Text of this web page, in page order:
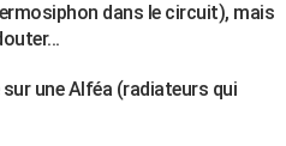
dans le circuit), mais
une Alféa (radiateurs qui